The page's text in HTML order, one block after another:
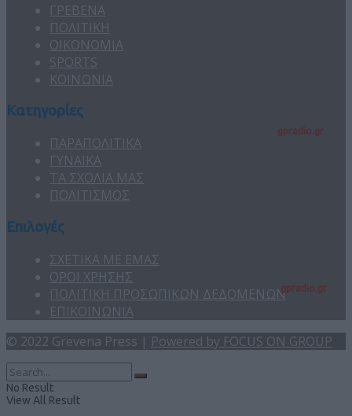
gpradio.gr
ΓΡΕΒΕΝΑ
ΠΟΛΙΤΙΚΗ
ΟΙΚΟΝΟΜΙΑ
SPORTS
ΚΟΙΝΩΝΙΑ
Κατηγορίες
ΠΑΡΑΠΟΛΙΤΙΚΑ
ΓΥΝΑΙΚΑ
ΤΑ ΣΧΟΛΙΑ ΜΑΣ
ΠΟΛΙΤΙΣΜΟΣ
Επιλογές
ΣΧΕΤΙΚΑ ΜΕ ΕΜΑΣ
ΟΡΟΙ ΧΡΗΣΗΣ
ΠΟΛΙΤΙΚΗ ΠΡΟΣΩΠΙΚΩΝ ΔΕΔΟΜΕΝΩΝ
ΕΠΙΚΟΙΝΩΝΙΑ
© 2022 Grevena Press | Powered by FOCUS ON GROUP
No Result
View All Result
gpradio.gr